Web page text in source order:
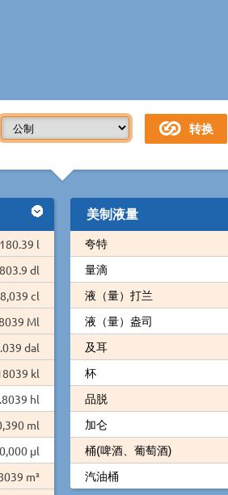
180.39 l
dl
cl
Ml
dal
kl
hl
ml
µl
m³
美制液量
夸特
量滴
液（量）打兰
液（量）盎司
及耳
杯
品脱
加仑
桶(啤酒、葡萄酒)
汽油桶